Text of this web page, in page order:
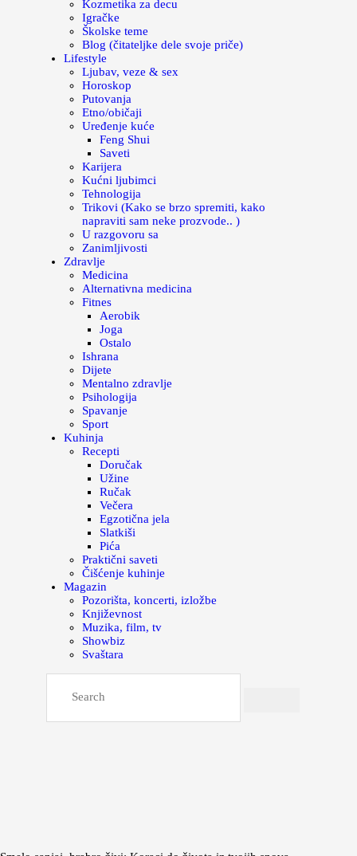
Kozmetika za decu
Igračke
Školske teme
Blog (čitateljke dele svoje priče)
Lifestyle
Ljubav, veze & sex
Horoskop
Putovanja
Etno/običaji
Uređenje kuće
Feng Shui
Saveti
Karijera
Kućni ljubimci
Tehnologija
Trikovi (Kako se brzo spremiti, kako
napraviti sam neke prozvode.. )
U razgovoru sa
Zanimljivosti
Zdravlje
Medicina
Alternativna medicina
Fitnes
Aerobik
Joga
Ostalo
Ishrana
Dijete
Mentalno zdravlje
Psihologija
Spavanje
Sport
Kuhinja
Recepti
Doručak
Užine
Ručak
Večera
Egzotična jela
Slatkiši
Pića
Praktični saveti
Čišćenje kuhinje
Magazin
Pozorišta, koncerti, izložbe
Književnost
Muzika, film, tv
Showbiz
Svaštara